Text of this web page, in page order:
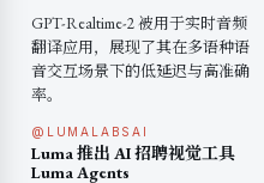
GPT-Realtime-2 被用于实时音频
翻译应用，展现了其在多语种语
音交互场景下的低延迟与高准确
率。
@LUMALABSAI
Luma 推出 AI 招聘视觉工具
Luma Agents